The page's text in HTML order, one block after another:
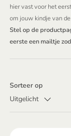
hier vast voor het
om jouw kindje van
Stel op de
eerste een mailtje
Sorteer op
Uitgelicht